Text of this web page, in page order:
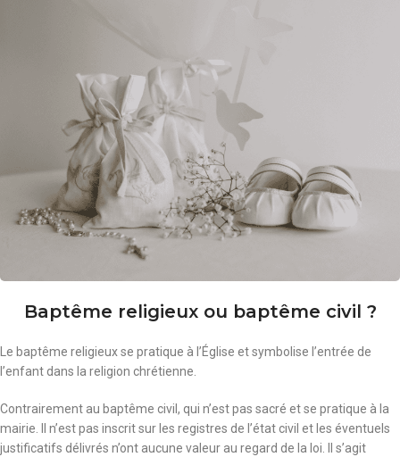
Baptême religieux ou baptême civil ?
Le baptême religieux se pratique à l’Église et symbolise l’entrée de
l’enfant dans la religion chrétienne.
Contrairement au baptême civil, qui n’est pas sacré et se pratique à la
mairie. Il n’est pas inscrit sur les registres de l’état civil et les éventuels
justificatifs délivrés n’ont aucune valeur au regard de la loi. Il s’agit